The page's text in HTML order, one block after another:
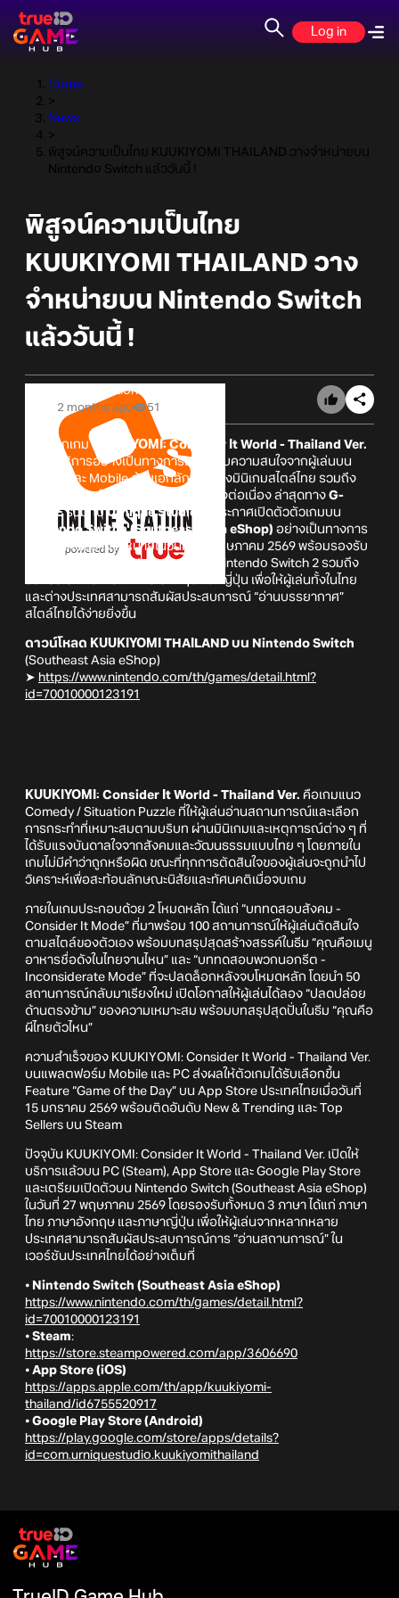
Log in
Home
>
News
>
พิสูจน์ความเป็นไทย KUUKIYOMI THAILAND วางจำหน่ายบน
Nintendo Switch แล้ววันนี้ !
พิสูจน์ความเป็นไทย
KUUKIYOMI THAILAND วาง
จำหน่ายบน Nintendo Switch
แล้ววันนี้ !
Online Station
2 months ago
51
หลังจากเกมKUUKIYOMI: Consider It World - Thailand Ver.
เปิดให้บริการอย่างเป็นทางการและได้รับความสนใจจากผู้เล่นบน
และ Mobile ด้วยเอกลักษณ์ของมินิเกมสไตล์ไทย รวมถึง
กระแสการแชร์บน Social Media อย่างต่อเนื่อง ล่าสุดทาง G-
MODEร่วมกับUrnique Studio
ได้ประกาศเปิดตัวตัวเกมบน
Nintendo Switch (Southeast Asia eShop) อย่างเป็นทางการ
โดยมีกำหนดวางจำหน่ายในวันที่ 27 พฤษภาคม 2569 พร้อมรองรับ
การเล่นได้ทั้ง Nintendo Switch และ Nintendo Switch 2 รวมถึง
รองรับ 3 ภาษา ได้แก่ ไทย อังกฤษ และญี่ปุ่น เพื่อให้ผู้เล่นทั้งในไทย
และต่างประเทศสามารถสัมผัสประสบการณ์ “อ่านบรรยากาศ”
สไตล์ไทยได้ง่ายยิ่งขึ้น
ดาวน์โหลด KUUKIYOMI THAILAND บน Nintendo Switch
(Southeast Asia eShop)
➤ https://www.nintendo.com/th/games/detail.html?
id=70010000123191
KUUKIYOMI: Consider It World - Thailand Ver. คือเกมแนว
Comedy / Situation Puzzle ที่ให้ผู้เล่นอ่านสถานการณ์และเลือก
การกระทำที่เหมาะสมตามบริบท ผ่านมินิเกมและเหตุการณ์ต่าง ๆ ที่
ได้รับแรงบันดาลใจจากสังคมและวัฒนธรรมแบบไทย ๆ โดยภายใน
เกมไม่มีคำว่าถูกหรือผิด ขณะที่ทุกการตัดสินใจของผู้เล่นจะถูกนำไป
วิเคราะห์เพื่อสะท้อนลักษณะนิสัยและทัศนคติเมื่อจบเกม
ภายในเกมประกอบด้วย 2 โหมดหลัก ได้แก่ “บททดสอบสังคม -
Consider It Mode” ที่มาพร้อม 100 สถานการณ์ให้ผู้เล่นตัดสินใจ
ตามสไตล์ของตัวเอง พร้อมบทสรุปสุดสร้างสรรค์ในธีม “คุณคือเมนู
อาหารชื่อดังในไทยจานไหน” และ “บททดสอบพวกนอกรีต -
Inconsiderate Mode” ที่จะปลดล็อกหลังจบโหมดหลัก โดยนำ 50
สถานการณ์กลับมาเรียงใหม่ เปิดโอกาสให้ผู้เล่นได้ลอง “ปลดปล่อย
ด้านตรงข้าม” ของความเหมาะสม พร้อมบทสรุปสุดปั่นในธีม “คุณคือ
ผีไทยตัวไหน”
ความสำเร็จของ KUUKIYOMI: Consider It World - Thailand Ver.
บนแพลตฟอร์ม Mobile และ PC ส่งผลให้ตัวเกมได้รับเลือกขึ้น
Feature “Game of the Day” บน App Store ประเทศไทยเมื่อวันที่
15 มกราคม 2569 พร้อมติดอันดับ New & Trending และ Top
Sellers บน Steam
ปัจจุบัน KUUKIYOMI: Consider It World - Thailand Ver. เปิดให้
บริการแล้วบน PC (Steam), App Store และ Google Play Store
และเตรียมเปิดตัวบน Nintendo Switch (Southeast Asia eShop)
ในวันที่ 27 พฤษภาคม 2569 โดยรองรับทั้งหมด 3 ภาษา ได้แก่ ภาษา
ไทย ภาษาอังกฤษ และภาษาญี่ปุ่น เพื่อให้ผู้เล่นจากหลากหลาย
ประเทศสามารถสัมผัสประสบการณ์การ “อ่านสถานการณ์” ใน
เวอร์ชันประเทศไทยได้อย่างเต็มที่
⦁ Nintendo Switch (Southeast Asia eShop)
https://www.nintendo.com/th/games/detail.html?
id=70010000123191
⦁ Steam:
https://store.steampowered.com/app/3606690
⦁ App Store (iOS)
https://apps.apple.com/th/app/kuukiyomi-
thailand/id6755520917
⦁ Google Play Store (Android)
https://play.google.com/store/apps/details?
id=com.urniquestudio.kuukiyomithailand